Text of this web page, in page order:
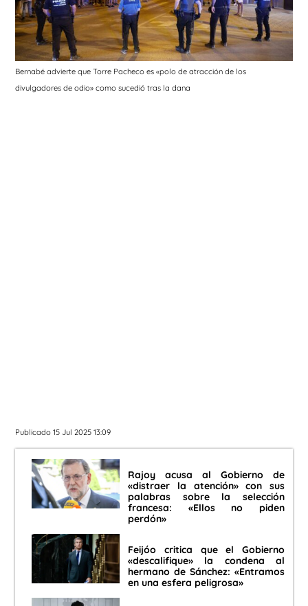
Bernabé advierte que Torre Pacheco es «polo de atracción de los
divulgadores de odio» como sucedió tras la dana
Publicado 15 Jul 2025 13:09
Rajoy acusa al Gobierno de
«distraer la atención» con sus
palabras sobre la selección
francesa: «Ellos no piden
perdón»
Feijóo critica que el Gobierno
«descalifique» la condena al
hermano de Sánchez: «Entramos
en una esfera peligrosa»